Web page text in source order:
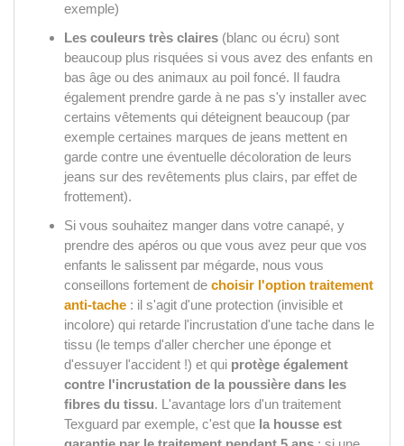
exemple)
Les couleurs très claires (blanc ou écru) sont
beaucoup plus risquées si vous avez des enfants en
bas âge ou des animaux au poil foncé. Il faudra
également prendre garde à ne pas s'y installer avec
certains vêtements qui déteignent beaucoup (par
exemple certaines marques de jeans mettent en
garde contre une éventuelle décoloration de leurs
jeans sur des revêtements plus clairs, par effet de
frottement).
Si vous souhaitez manger dans votre canapé, y
prendre des apéros ou que vous avez peur que vos
enfants le salissent par mégarde, nous vous
conseillons fortement de choisir l'option traitement
anti-tache : il s'agit d'une protection (invisible et
incolore) qui retarde l'incrustation d'une tache dans le
tissu (le temps d'aller chercher une éponge et
d'essuyer l'accident !) et qui protège également
contre l'incrustation de la poussière dans les
fibres du tissu. L'avantage lors d'un traitement
Texguard par exemple, c'est que la housse est